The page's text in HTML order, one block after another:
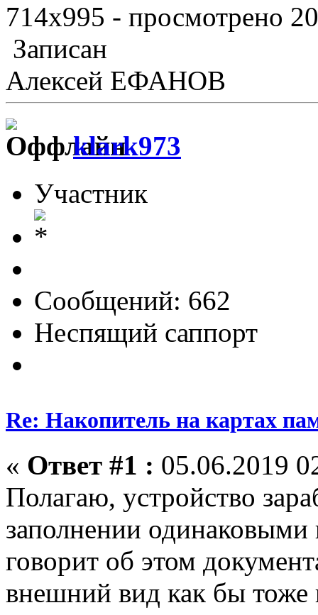
714x995 - просмотрено
Записан
Алексей ЕФАНОВ
klark973
Участник
Сообщений: 662
Неспящий саппорт
Re: Накопитель на картах
« Ответ #1 : 05.06.2019
Полагаю, устройство
заполнении одинаковыми
говорит об этом
внешний вид как бы тоже